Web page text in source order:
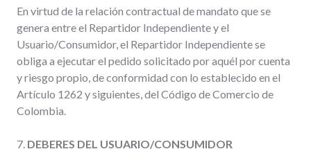
En virtud de la relación contractual de mandato que se
genera entre el Repartidor Independiente y el
Usuario/Consumidor, el Repartidor Independiente se
obliga a ejecutar el pedido solicitado por aquél por cuenta
y riesgo propio, de conformidad con lo establecido en el
Artículo 1262 y siguientes, del Código de Comercio de
Colombia.
7. DEBERES DEL USUARIO/CONSUMIDOR